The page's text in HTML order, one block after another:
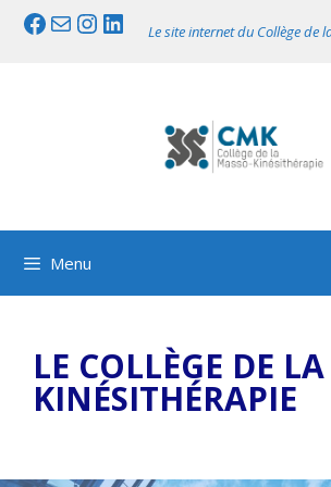
AllerFacebook
MailInstagram
LinkedIn
Le site internet du Collège de
Menu
LE COLLÈGE DE
KINÉSITHÉRAPIE